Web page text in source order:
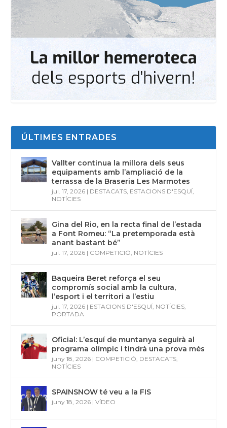
ÚLTIMES ENTRADES
Vallter continua la millora dels seus
equipaments amb l’ampliació de la
terrassa de la Braseria Les Marmotes
jul. 17, 2026 | DESTACATS, ESTACIONS D'ESQUÍ,
NOTÍCIES
Gina del Rio, en la recta final de l’estada
a Font Romeu: “La pretemporada està
anant bastant bé”
jul. 17, 2026 | COMPETICIÓ, NOTÍCIES
Baqueira Beret reforça el seu
compromís social amb la cultura,
l’esport i el territori a l’estiu
jul. 17, 2026 | ESTACIONS D'ESQUÍ, NOTÍCIES,
PORTADA
Oficial: L’esquí de muntanya seguirà al
programa olímpic i tindrà una prova més
juny 18, 2026 | COMPETICIÓ, DESTACATS,
NOTÍCIES
SPAINSNOW té veu a la FIS
juny 18, 2026 |VÍDEO